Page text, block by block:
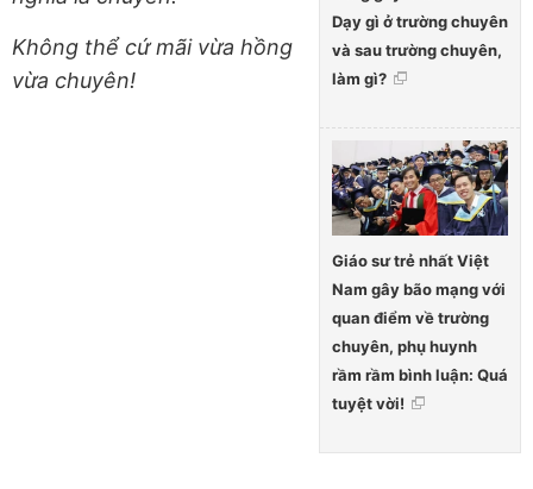
Dạy gì ở trường chuyên
và sau trường chuyên,
làm gì?
Giáo sư trẻ nhất Việt
Nam gây bão mạng với
quan điểm về trường
chuyên, phụ huynh
rầm rầm bình luận: Quá
tuyệt vời!
Không thể cứ mãi vừa hồng
vừa chuyên!